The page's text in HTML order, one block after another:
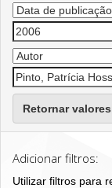
Retornar valores
Adicionar filtros:
Utilizar filtros para